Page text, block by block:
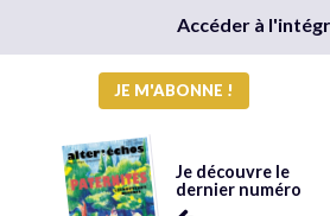
Accéder à
JE M'ABONNE !
Je découvre le
dernier numéro